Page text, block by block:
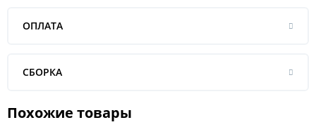
ОПЛАТА
СБОРКА
Похожие товары